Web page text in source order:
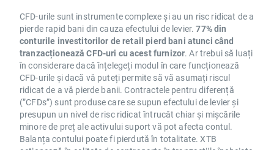
CFD-urile sunt instrumente complexe și au un risc ridicat de a
pierde rapid bani din cauza efectului de levier.77% din
conturile investitorilor de retail pierd bani atunci când
tranzacționează CFD-uri cu acest furnizor. Ar trebui să luați
în considerare dacă înțelegeți modul în care funcționează
CFD-urile și dacă vă puteți permite să vă asumați riscul
ridicat de a vă pierde banii. Contractele pentru diferență
(”CFDs”) sunt produse care se supun efectului de levier și
presupun un nivel de risc ridicat întrucât chiar și mișcările
minore de preț ale activului suport vă pot afecta contul.
Balanța contului poate fi pierdută în totalitate. XTB